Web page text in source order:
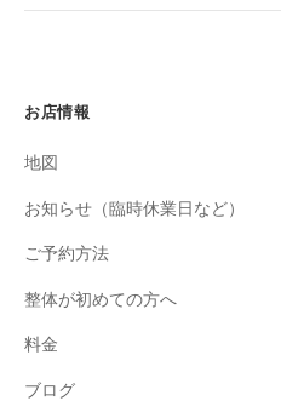
お店情報
地図
お知らせ（臨時休業日など）
ご予約方法
整体が初めての方へ
料金
ブログ